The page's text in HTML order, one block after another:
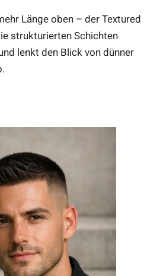
Länge oben – der Textured
strukturierten Schichten
lenkt den Blick von dünner